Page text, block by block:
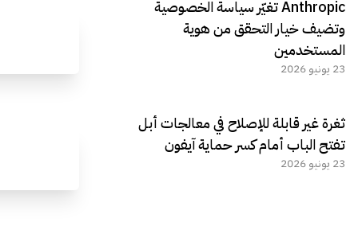
Anthropic تغيّر سياسة الخصوصية
وتضيف خيار التحقق من هوية
المستخدمين
23 يونيو 2026
ثغرة غير قابلة للإصلاح في معالجات أبل
تفتح الباب أمام كسر حماية آيفون
23 يونيو 2026